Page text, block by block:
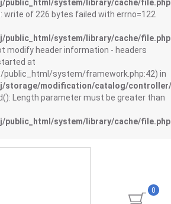
system/library/cache/file.php
write of 226 bytes failed with errno=122
system/library/cache/file.php
modify header information - headers
at
system/framework.php:42) in
storage/modification/catalog/
Length parameter must be greater than
system/library/cache/file.php
0